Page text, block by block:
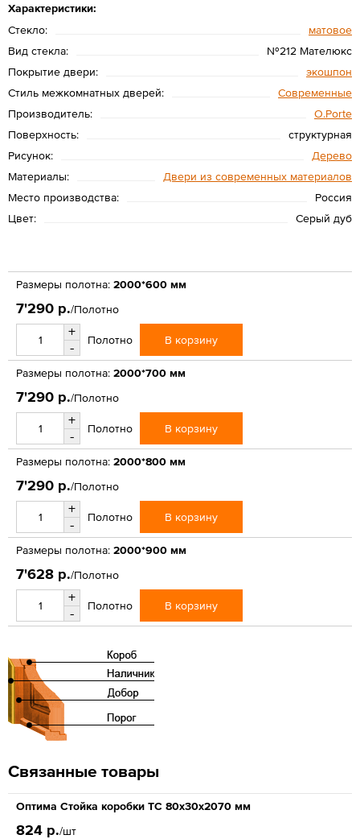
Характеристики:
Стекло:
матовое
Вид стекла:
№212 Мателюкс
Покрытие двери:
экошпон
Стиль межкомнатных дверей:
Современные
Производитель:
O.Porte
Поверхность:
структурная
Рисунок:
Дерево
Материалы:
Двери из современных материалов
Место производства:
Россия
Цвет:
Серый дуб
Размеры полотна: 2000*600 мм
7'290 р./Полотно
+
-
Полотно В корзину
Размеры полотна: 2000*700 мм
7'290 р./Полотно
+
-
Полотно В корзину
Размеры полотна: 2000*800 мм
7'290 р./Полотно
+
-
Полотно В корзину
Размеры полотна: 2000*900 мм
7'628 р./Полотно
+
-
Полотно В корзину
Связанные товары
Оптима Стойка коробки ТС 80х30х2070 мм
824 р./шт